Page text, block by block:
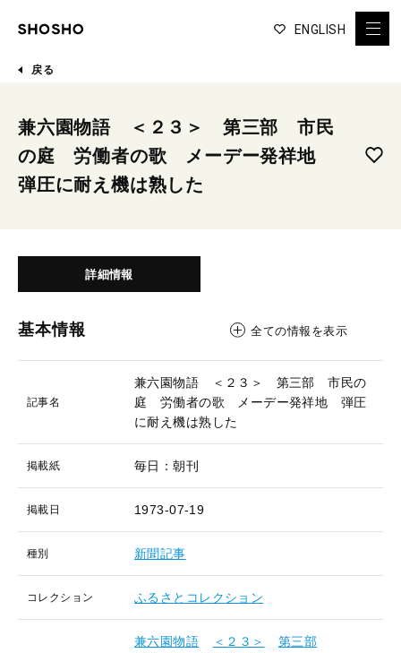
ENGLISH
戻る
兼六園物語 ＜２３＞ 第三部 市民
の庭 労働者の歌 メーデー発祥地
弾圧に耐え機は熟した
詳細情報
基本情報 全ての情報を表示
記事名
兼六園物語 ＜２３＞ 第三部 市民の
庭 労働者の歌 メーデー発祥地 弾圧
に耐え機は熟した
掲載紙 毎日：朝刊
掲載日 1973-07-19
種別 新聞記事
コレクション ふるさとコレクション
兼六園物語 ＜２３＞
第三部